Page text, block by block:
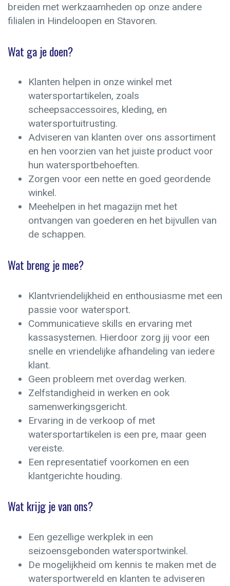
breiden met werkzaamheden op onze andere
filialen in Hindeloopen en Stavoren.
Wat ga je doen?
Klanten helpen in onze winkel met
watersportartikelen, zoals
scheepsaccessoires, kleding, en
watersportuitrusting.
Adviseren van klanten over ons assortiment
en hen voorzien van het juiste product voor
hun watersportbehoeften.
Zorgen voor een nette en goed geordende
winkel.
Meehelpen in het magazijn met het
ontvangen van goederen en het bijvullen van
de schappen.
Wat breng je mee?
Klantvriendelijkheid en enthousiasme met een
passie voor watersport.
Communicatieve skills en ervaring met
kassasystemen. Hierdoor zorg jij voor een
snelle en vriendelijke afhandeling van iedere
klant.
Geen probleem met overdag werken.
Zelfstandigheid in werken en ook
samenwerkingsgericht.
Ervaring in de verkoop of met
watersportartikelen is een pre, maar geen
vereiste.
Een representatief voorkomen en een
klantgerichte houding.
Wat krijg je van ons?
Een gezellige werkplek in een
seizoensgebonden watersportwinkel.
De mogelijkheid om kennis te maken met de
watersportwereld en klanten te adviseren